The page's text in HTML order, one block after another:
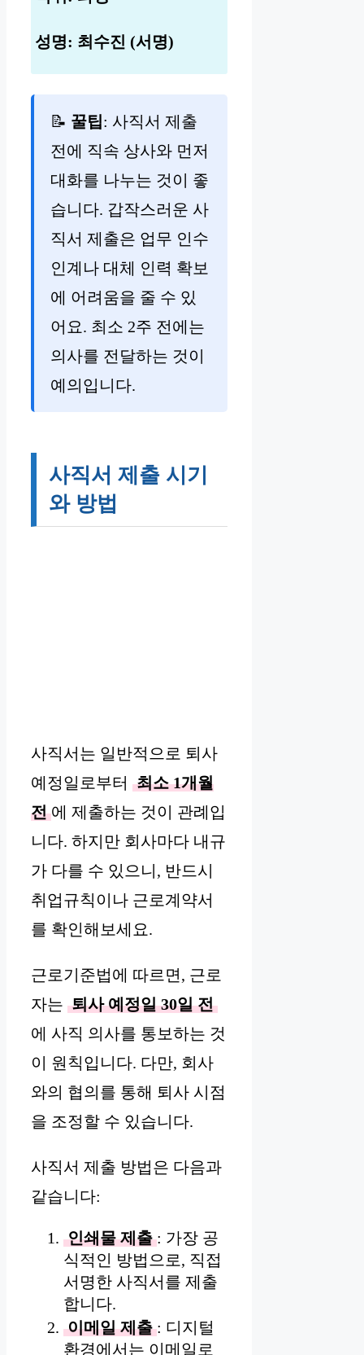
성명: 최수진 (서명)
📝 꿀팁: 사직서 제출
전에 직속 상사와 먼저
대화를 나누는 것이 좋
습니다. 갑작스러운 사
직서 제출은 업무 인수
인계나 대체 인력 확보
에 어려움을 줄 수 있
어요. 최소 2주 전에는
의사를 전달하는 것이
예의입니다.
사직서 제출 시기
와 방법
사직서는 일반적으로 퇴사
예정일로부터
최소 1개월
전 에 제출하는 것이 관례입
니다. 하지만 회사마다 내규
가 다를 수 있으니, 반드시
취업규칙이나 근로계약서
를 확인해보세요.
근로기준법에 따르면, 근로
자는 퇴사 예정일 30일 전
에 사직 의사를 통보하는 것
이 원칙입니다. 다만, 회사
와의 협의를 통해 퇴사 시점
을 조정할 수 있습니다.
사직서 제출 방법은 다음과
같습니다:
인쇄물 제출 : 가장 공
식적인 방법으로, 직접
서명한 사직서를 제출
합니다.
이메일 제출 : 디지털
환경에서는 이메일로